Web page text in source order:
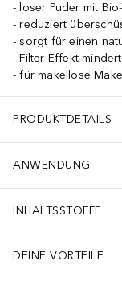
loser Puder mit
reduziert
sorgt für einen
Filter-Effekt
für makellose
PRODUKTDETAILS
ANWENDUNG
INHALTSSTOFFE
DEINE VORTEILE